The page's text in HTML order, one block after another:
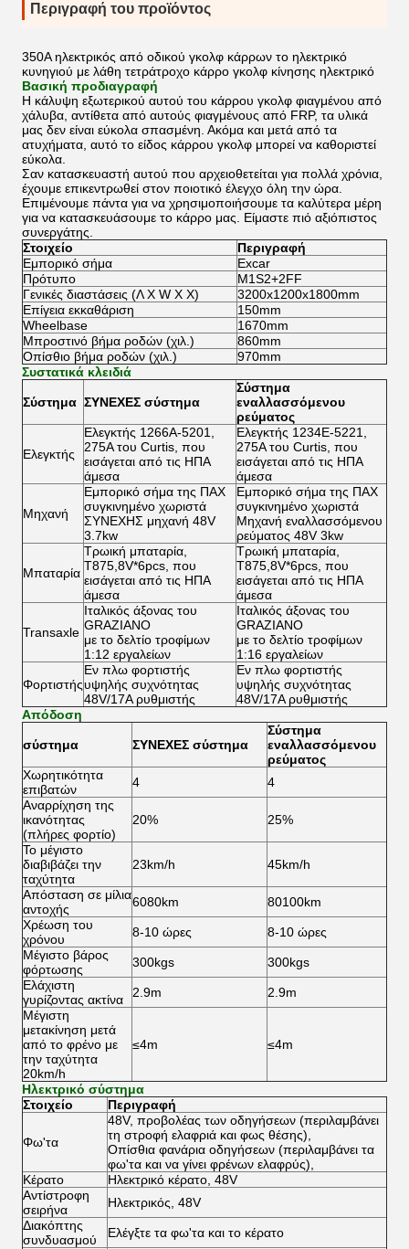
Περιγραφή του προϊόντος
350A ηλεκτρικός από οδικού γκολφ κάρρων το ηλεκτρικό
κυνηγιού με λάθη τετράτροχο κάρρο γκολφ κίνησης ηλεκτρικό
Βασική προδιαγραφή
Η κάλυψη εξωτερικού αυτού του κάρρου γκολφ φιαγμένου από
χάλυβα, αντίθετα από αυτούς φιαγμένους από FRP, τα υλικά
μας δεν είναι εύκολα σπασμένη. Ακόμα και μετά από τα
ατυχήματα, αυτό το είδος κάρρου γκολφ μπορεί να καθοριστεί
εύκολα.
Σαν κατασκευαστή αυτού που αρχειοθετείται για πολλά χρόνια,
έχουμε επικεντρωθεί στον ποιοτικό έλεγχο όλη την ώρα.
Επιμένουμε πάντα για να χρησιμοποιήσουμε τα καλύτερα μέρη
για να κατασκευάσουμε το κάρρο μας. Είμαστε πιό αξιόπιστος
συνεργάτης.
Στοιχείο
Περιγραφή
Εμπορικό σήμα
Excar
Πρότυπο
M1S2+2FF
Γενικές διαστάσεις (Λ Χ W Χ Χ)
3200x1200x1800mm
Επίγεια εκκαθάριση
150mm
Wheelbase
1670mm
Μπροστινό βήμα ροδών (χιλ.)
860mm
Οπίσθιο βήμα ροδών (χιλ.)
970mm
Συστατικά κλειδιά
Σύστημα ΣΥΝΕΧΕΣ σύστημα
Σύστημα
εναλλασσόμενου
ρεύματος
Ελεγκτής
Ελεγκτής 1266A-5201,
275A του Curtis, που
εισάγεται από τις ΗΠΑ
άμεσα
Ελεγκτής 1234E-5221,
275A του Curtis, που
εισάγεται από τις ΗΠΑ
άμεσα
Μηχανή
Εμπορικό σήμα της ΠΑΧ
συγκινημένο χωριστά
ΣΥΝΕΧΗΣ μηχανή 48V
3.7kw
Εμπορικό σήμα της ΠΑΧ
συγκινημένο χωριστά
Μηχανή εναλλασσόμενου
ρεύματος 48V 3kw
Μπαταρία
Τρωική μπαταρία,
T875,8V*6pcs, που
εισάγεται από τις ΗΠΑ
άμεσα
Τρωική μπαταρία,
T875,8V*6pcs, που
εισάγεται από τις ΗΠΑ
άμεσα
Transaxle
Ιταλικός άξονας του
GRAZIANO
με το δελτίο τροφίμων
1:12 εργαλείων
Ιταλικός άξονας του
GRAZIANO
με το δελτίο τροφίμων
1:16 εργαλείων
Φορτιστής
Εν πλω φορτιστής
υψηλής συχνότητας
48V/17A ρυθμιστής
Εν πλω φορτιστής
υψηλής συχνότητας
48V/17A ρυθμιστής
Απόδοση
σύστημα ΣΥΝΕΧΕΣ σύστημα
Σύστημα
εναλλασσόμενου
ρεύματος
Χωρητικότητα
επιβατών
4
4
Αναρρίχηση της
ικανότητας
(πλήρες φορτίο)
20% 25%
Το μέγιστο
διαβιβάζει την
ταχύτητα
23km/h 45km/h
Απόσταση σε μίλια
αντοχής
6080km
80100km
Χρέωση του
χρόνου
8-10 ώρες
8-10 ώρες
Μέγιστο βάρος
φόρτωσης
300kgs
300kgs
Ελάχιστη
γυρίζοντας ακτίνα
2.9m
2.9m
Μέγιστη
μετακίνηση μετά
από το φρένο με
την ταχύτητα
20km/h
≤4m ≤4m
Ηλεκτρικό σύστημα
Στοιχείο
Περιγραφή
Φω'τα
48V, προβολέας των οδηγήσεων (περιλαμβάνει
τη στροφή ελαφριά και φως θέσης),
Οπίσθια φανάρια οδηγήσεων (περιλαμβάνει τα
φω'τα και να γίνει φρένων ελαφρύς),
Κέρατο
Ηλεκτρικό κέρατο, 48V
Αντίστροφη
σειρήνα
Ηλεκτρικός, 48V
Διακόπτης
συνδυασμού
Ελέγξτε τα φω'τα και το κέρατο